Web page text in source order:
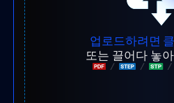
업로드하려면
또는 끌어다 놓